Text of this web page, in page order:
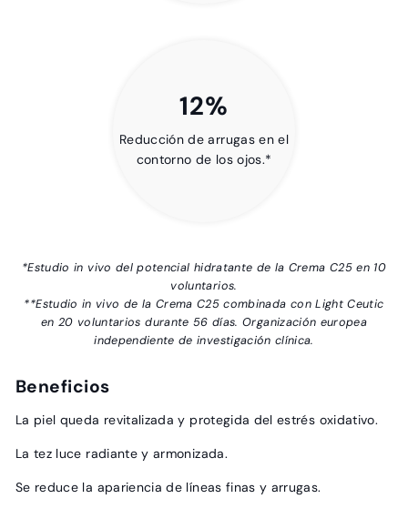
12%
Reducción de arrugas en el
contorno de los ojos.*
*Estudio in vivo del potencial hidratante de la Crema C25 en 10
voluntarios.
**Estudio in vivo de la Crema C25 combinada con Light Ceutic
en 20 voluntarios durante 56 días. Organización europea
independiente de investigación clínica.
Beneficios
La piel queda revitalizada y protegida del estrés oxidativo.
La tez luce radiante y armonizada.
Se reduce la apariencia de líneas finas y arrugas.